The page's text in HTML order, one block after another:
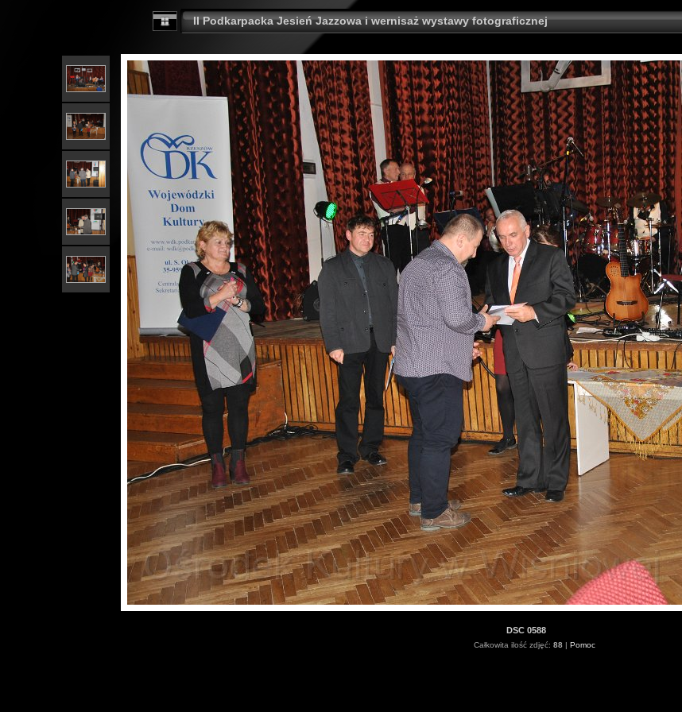
II Podkarpacka Jesień Jazzowa i wernisaż wystawy fotograficznej
DSC 0588
Całkowita ilość zdjęć: 88| Pomoc